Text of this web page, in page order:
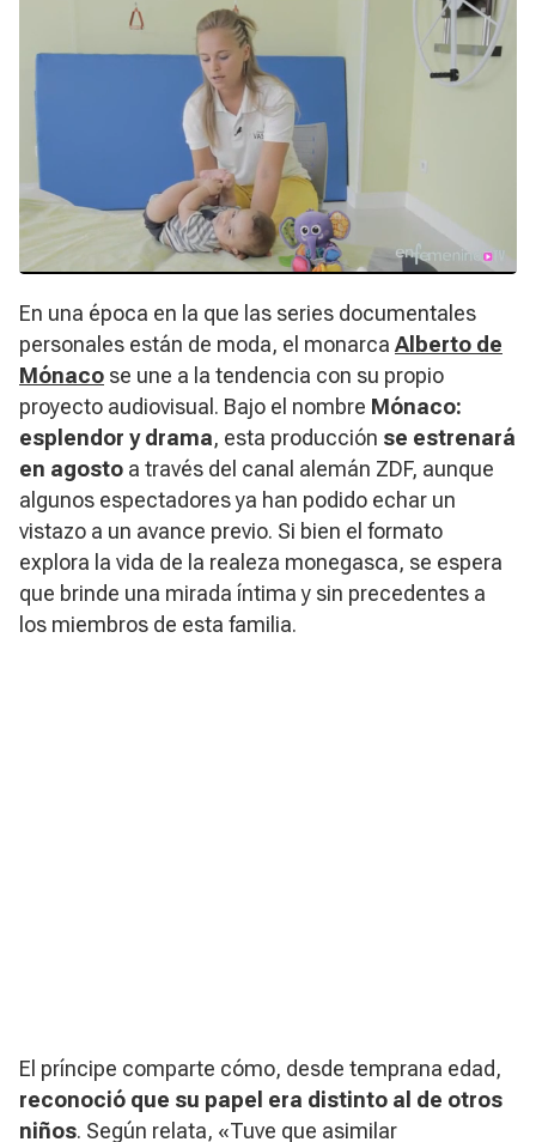
En una época en la que las series documentales
personales están de moda, el monarca Alberto de
Mónaco se une a la tendencia con su propio
proyecto audiovisual. Bajo el nombre Mónaco:
esplendor y drama, esta producción se estrenará
en agosto a través del canal alemán ZDF, aunque
algunos espectadores ya han podido echar un
vistazo a un avance previo. Si bien el formato
explora la vida de la realeza monegasca, se espera
que brinde una mirada íntima y sin precedentes a
los miembros de esta familia.
El príncipe comparte cómo, desde temprana edad,
reconoció que su papel era distinto al de otros
niños. Según relata, «Tuve que asimilar